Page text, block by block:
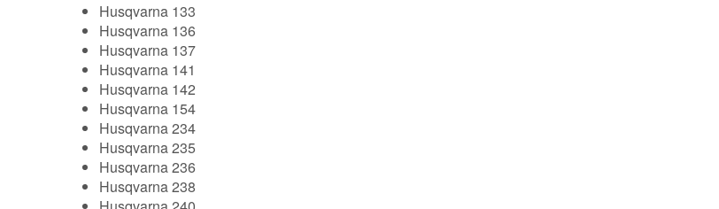
Husqvarna 133
Husqvarna 136
Husqvarna 137
Husqvarna 141
Husqvarna 142
Husqvarna 154
Husqvarna 234
Husqvarna 235
Husqvarna 236
Husqvarna 238